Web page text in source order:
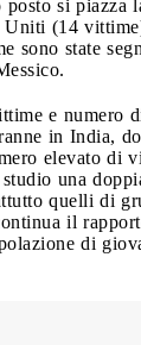
si piazza
Uniti (14
sono state
e numero
in India,
elevato di
una
quelli di
il
di